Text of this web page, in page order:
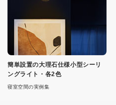
簡単設置の大理石仕様小型シーリ
ングライト・各2色
寝室空間の実例集